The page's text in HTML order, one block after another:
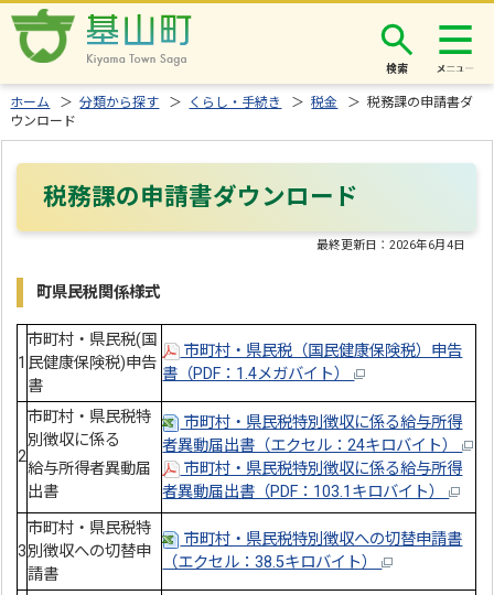
検索
ホーム ＞分類から探す ＞ くらし・手続き ＞税金
＞ 税務課の申請書ダ
ウンロード
税務課の申請書ダウンロード
最終更新日：2026年6月4日
町県民税関係様式
1
市町村・県民税(国
民健康保険税)申告
書
市町村・県民税（国民健康保険税）申告
書（PDF：1.4メガバイト）
2
市町村・県民税特
別徴収に係る
給与所得者異動届
出書
市町村・県民税特別徴収に係る給与所得
者異動届出書（エクセル：24キロバイト）
市町村・県民税特別徴収に係る給与所得
者異動届出書（PDF：103.1キロバイト）
3
市町村・県民税特
別徴収への切替申
請書
市町村・県民税特別徴収への切替申請書
（エクセル：38.5キロバイト）